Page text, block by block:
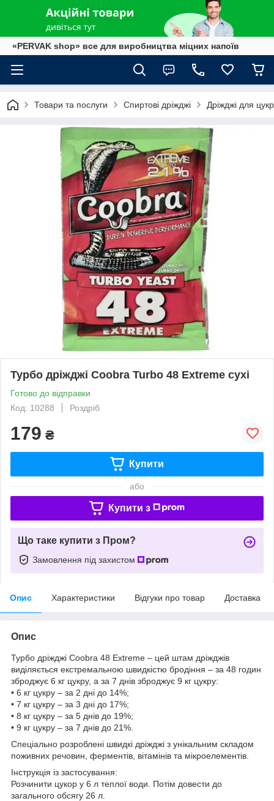
«PERVAK shop» все для виробництва міцних напоїв
Товари та послуги Спиртові дріжджі Дріжджі для
Турбо дріжджі Coobra Turbo 48 Extreme сухі
Готово до відправки
Код: 10288
Роздріб
179 ₴
Купити
або
Купити з
Що таке купити з Пром?
Замовлення під захистом
Опис Характеристики Відгуки про товар Доставка
Опис
Турбо дріжджі Coobra 48 Extreme – цей штам дріжджів
виділяється екстремальною швидкістю бродіння – за 48 годин
зброджує 6 кг цукру, а за 7 днів зброджує 9 кг цукру:
• 6 кг цукру – за 2 дні до 14%;
• 7 кг цукру – за 3 дні до 17%;
• 8 кг цукру – за 5 днів до 19%;
• 9 кг цукру – за 7 днів до 21%.
Спеціально розроблені швидкі дріжджі з унікальним складом
поживних речовин, ферментів, вітамінів та мікроелементів.
Інструкція із застосування:
Розчинити цукор у 6 л теплої води. Потім довести до
загального обсягу 26 л.